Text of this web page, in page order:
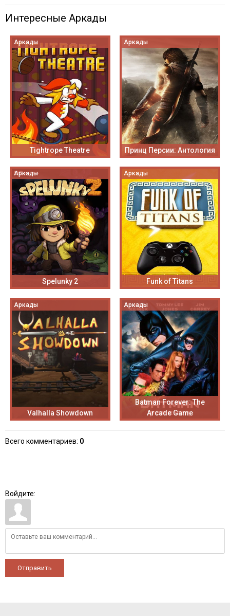
Интересные Аркады
Аркады
Tightrope Theatre
Аркады
Принц Персии: Антология
Аркады
Spelunky 2
Аркады
Funk of Titans
Аркады
Valhalla Showdown
Аркады
Batman Forever: The
Arcade Game
Всего комментариев: 0
Войдите:
Отправить